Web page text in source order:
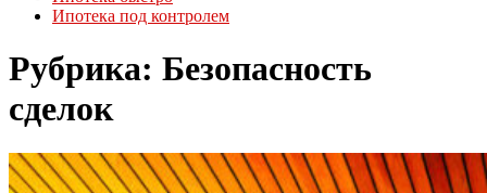
Ипотека под контролем
Рубрика: Безопасность
сделок